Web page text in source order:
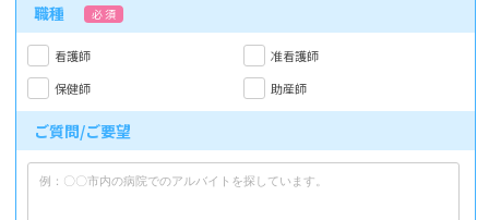
職種 必 須
看護師
准看護師
保健師
助産師
ご質問/ご要望